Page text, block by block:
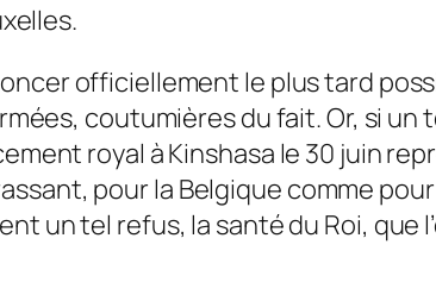
officiellement le plus tard
coutumières du fait. Or, si un
royal à Kinshasa le 30 juin
pour la Belgique comme
un tel refus, la santé du Roi, que